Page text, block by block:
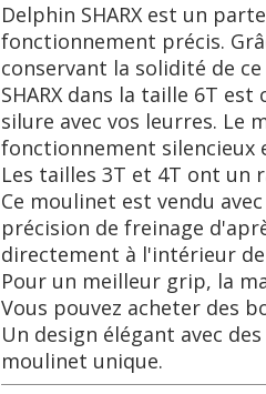
Delphin SHARX est un
fonctionnement précis.
conservant la solidité de
SHARX dans la taille 6T
silure avec vos leurres. Le
fonctionnement silencieux
Les tailles 3T et 4T ont un
Ce moulinet est vendu
précision de freinage
directement à l'intérieur
Pour un meilleur grip, la
Vous pouvez acheter des
Un design élégant avec
moulinet unique.